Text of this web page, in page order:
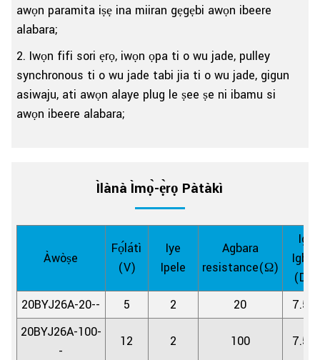
awọn paramita iṣẹ ina miiran gẹgẹbi awọn ibeere
alabara;
2. Iwọn fifi sori ẹrọ, iwọn ọpa ti o wu jade, pulley
synchronous ti o wu jade tabi jia ti o wu jade, gigun
asiwaju, ati awọn alaye plug le ṣee ṣe ni ibamu si
awọn ibeere alabara;
Ìlànà Ìmọ̀-ẹ̀rọ Pàtàkì
Àwòṣe
Fọ́látì
(V)
Iye
Ipele
Agbara
resistance(Ω)
Igun
20BYJ26A-20--
5 2 20
7.5/
20BYJ26A-100-
-
12 2 100 7.5/